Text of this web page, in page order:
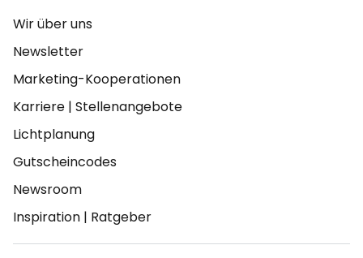
Wir über uns
Newsletter
Marketing-Kooperationen
Karriere | Stellenangebote
Lichtplanung
Gutscheincodes
Newsroom
Inspiration | Ratgeber